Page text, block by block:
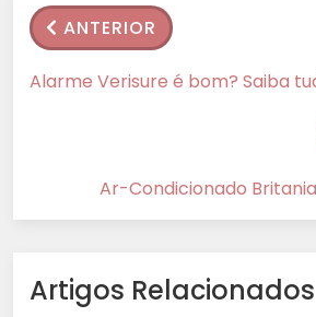
ANTERIOR
Alarme Verisure é bom? Saiba
Ar-Condicionado
Artigos Relacionados